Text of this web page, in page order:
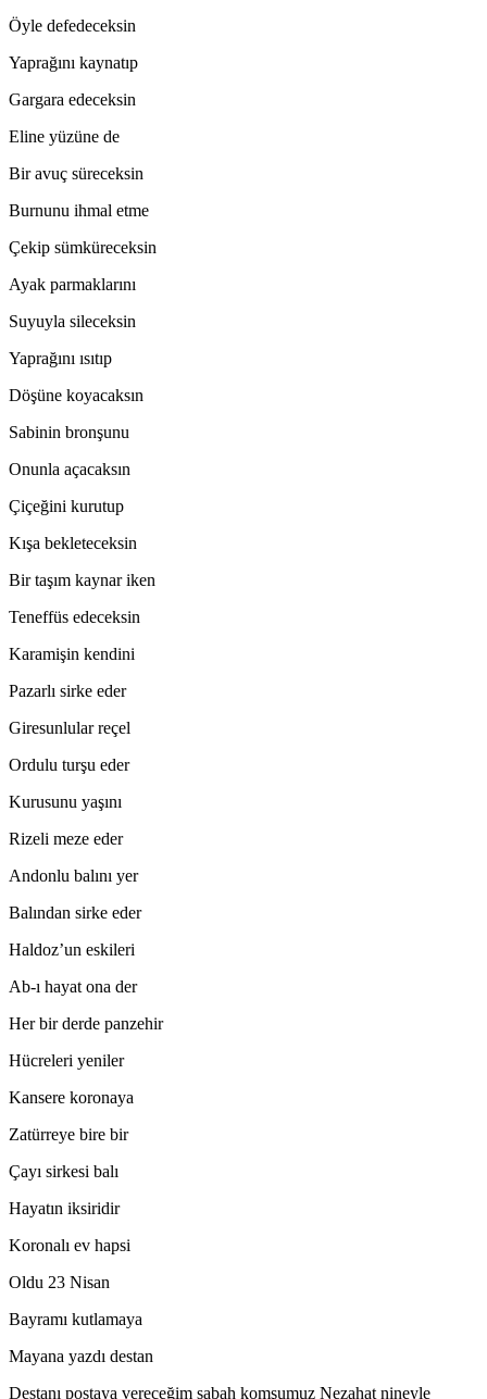
Öyle defedeceksin
Yaprağını kaynatıp
Gargara edeceksin
Eline yüzüne de
Bir avuç süreceksin
Burnunu ihmal etme
Çekip sümküreceksin
Ayak parmaklarını
Suyuyla sileceksin
Yaprağını ısıtıp
Döşüne koyacaksın
Sabinin bronşunu
Onunla açacaksın
Çiçeğini kurutup
Kışa bekleteceksin
Bir taşım kaynar iken
Teneffüs edeceksin
Karamişin kendini
Pazarlı sirke eder
Giresunlular reçel
Ordulu turşu eder
Kurusunu yaşını
Rizeli meze eder
Andonlu balını yer
Balından sirke eder
Haldoz’un eskileri
Ab-ı hayat ona der
Her bir derde panzehir
Hücreleri yeniler
Kansere koronaya
Zatürreye bire bir
Çayı sirkesi balı
Hayatın iksiridir
Koronalı ev hapsi
Oldu 23 Nisan
Bayramı kutlamaya
Mayana yazdı destan
Destanı postaya vereceğim sabah komşumuz Nezahat nineyle